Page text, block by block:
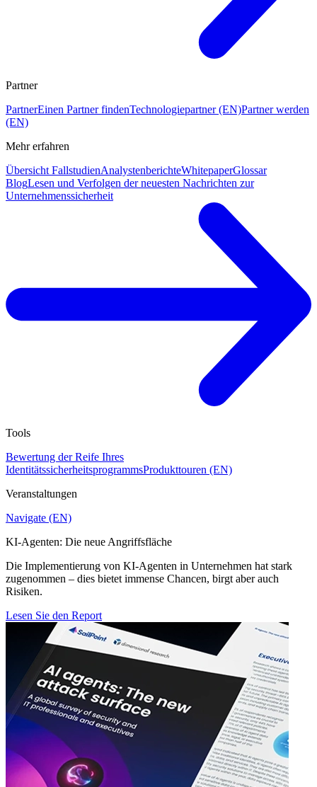
Partner
PartnerEinen Partner findenTechnologiepartner (EN)Partner werden
(EN)
Mehr erfahren
Übersicht FallstudienAnalystenberichteWhitepaperGlossar
BlogLesen und Verfolgen der neuesten Nachrichten zur
Unternehmenssicherheit
Tools
Bewertung der Reife Ihres
IdentitätssicherheitsprogrammsProdukttouren (EN)
Veranstaltungen
Navigate (EN)
KI-Agenten: Die neue Angriffsfläche
Die Implementierung von KI-Agenten in Unternehmen hat stark
zugenommen – dies bietet immense Chancen, birgt aber auch
Risiken.
Lesen Sie den Report